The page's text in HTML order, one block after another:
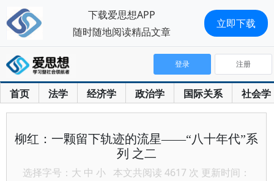
首页 法学 经济学 政治学 国际关系 社会学
登录 注册
柳红：一颗留下轨迹的流星——“八十年代”系
列 之二
选择字号： 大 中 小 本文共阅读 4617 次 更新时间：
下载爱思想APP
随时随地阅读精品文章
立即下载